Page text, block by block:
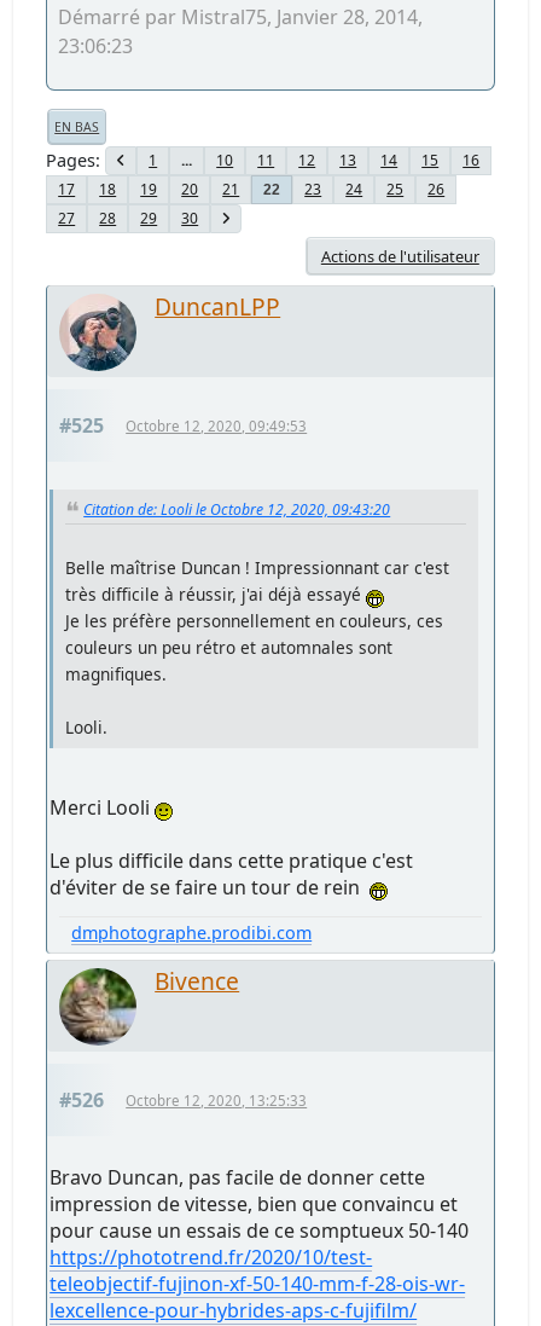
Démarré par Mistral75, Janvier 28, 2014,
23:06:23
EN BAS
Pages 1 ... 10 11 12 13 14 15
16
17
18 19 20 21 22 23 24 25
26
27
28 29 30
Actions de l'utilisateur
DuncanLPP
#525 Octobre 12, 2020, 09:49:53
Citation de: Looli le Octobre 12, 2020, 09:43:20
Belle maîtrise Duncan ! Impressionnant car c'est
très difficile à réussir, j'ai déjà essayé
Je les préfère personnellement en couleurs, ces
couleurs un peu rétro et automnales sont
magnifiques.
Looli.
Merci Looli
Le plus difficile dans cette pratique c'est
d'éviter de se faire un tour de rein
dmphotographe.prodibi.com
Bivence
#526 Octobre 12, 2020, 13:25:33
Bravo Duncan, pas facile de donner cette
impression de vitesse, bien que convaincu et
pour cause un essais de ce somptueux 50-140
https://phototrend.fr/2020/10/test-
teleobjectif-fujinon-xf-50-140-mm-f-28-ois-wr-
lexcellence-pour-hybrides-aps-c-fujifilm/